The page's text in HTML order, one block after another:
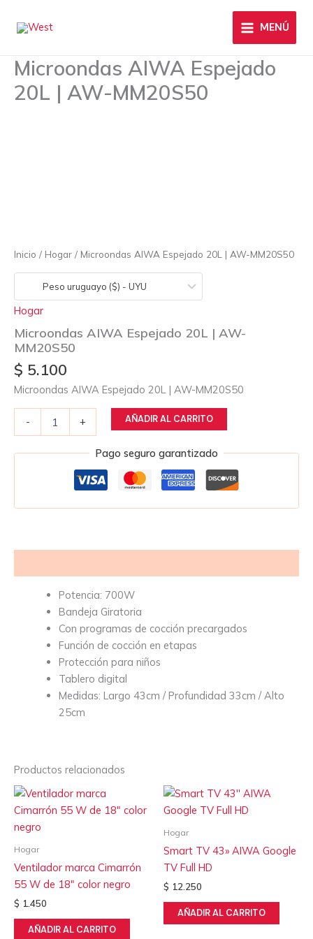
MENÚ
Microondas AIWA Espejado
20L | AW-MM20S50
Inicio / Hogar / Microondas AIWA Espejado 20L | AW-MM20S50
Peso uruguayo ($) - UYU
Hogar
Microondas AIWA Espejado 20L | AW-
MM20S50
$ 5.100
Microondas AIWA Espejado 20L | AW-MM20S50
- + AÑADIR AL CARRITO
Pago seguro garantizado
Potencia: 700W
Bandeja Giratoria
Con programas de cocción precargados
Función de cocción en etapas
Protección para niños
Tablero digital
Medidas: Largo 43cm / Profundidad 33cm / Alto
25cm
Productos relacionados
Hogar
Ventilador marca Cimarrón
55 W de 18″ color negro
$ 1.450
AÑADIR AL CARRITO
Hogar
Smart TV 43» AIWA Google
TV Full HD
$ 12.250
AÑADIR AL CARRITO